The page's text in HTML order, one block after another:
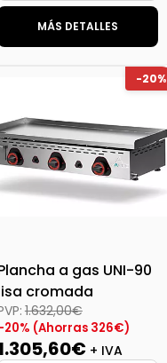
Marca
Cargando…
Cargando…
MÁS DETALLES
-20%
a gas UNI-90
cromada
1.632,00€
20% (Ahorras 326€)
+ IVA